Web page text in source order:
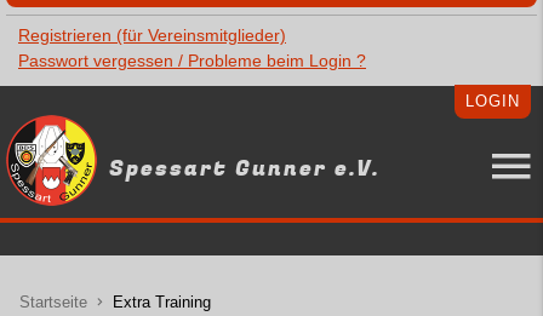
Registrieren (für Vereinsmitglieder)
Passwort vergessen / Probleme beim Login ?
Spessart Gunner e.V.
LOGIN
Startseite Extra Training